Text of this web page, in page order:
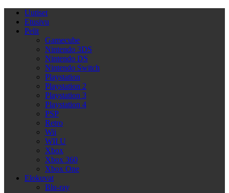
Uutiset
Etusivu
Pelit
Gamecube
Nintendo 3DS
Nintendo DS
Nintendo Switch
Playstation
Playstation 2
Playstation 3
Playstation 4
PSP
Retro
Wii
WII U
Xbox
Xbox 360
Xbox One
Elokuvat
Blu-ray